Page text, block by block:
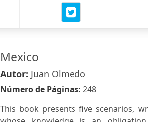
Mexico
Autor: Juan Olmedo
Número de Páginas: 248
This book presents five scenarios,